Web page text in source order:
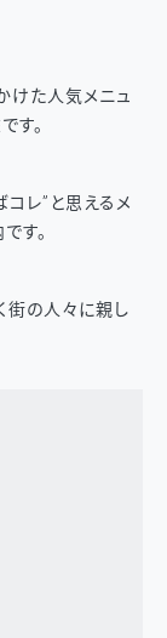
けた人気メニュ
す。
レ”と思えるメ
す。
街の人々に親し